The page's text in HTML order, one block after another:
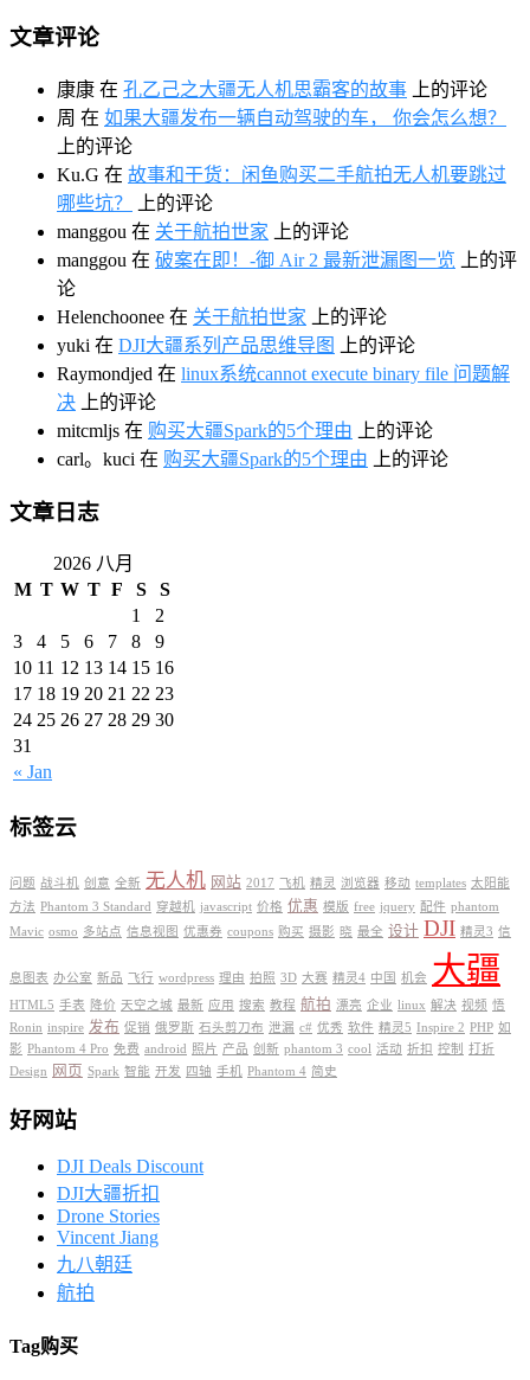
文章评论
康康 在 孔乙己之大疆无人机思霸客的故事 上的评论
周 在 如果大疆发布一辆自动驾驶的车， 你会怎么想？
上的评论
Ku.G 在 故事和干货：闲鱼购买二手航拍无人机要跳过
哪些坑？
上的评论
manggou 在 关于航拍世家 上的评论
manggou 在 破案在即！-御 Air 2 最新泄漏图一览 上的评
论
Helenchoonee 在 关于航拍世家 上的评论
yuki 在 DJI大疆系列产品思维导图
上的评论
Raymondjed 在 linux系统cannot execute binary file 问题解
决 上的评论
mitcmljs 在 购买大疆Spark的5个理由 上的评论
carl。kuci 在 购买大疆Spark的5个理由 上的评论
文章日志
2026 八月
M T W T F S S
« Jan
1
2
3
4 5 6 7 8
9
10 11 12 13 14 15 16
17 18 19 20 21 22 23
24 25 26 27 28 29 30
31
标签云
问题 战斗机 创意 全新 无人机 网站 2017 飞机 精灵 浏览器 移动 templates 太阳能
方法 Phantom 3 Standard 穿越机 javascript 价格 优惠 模版 free jquery 配件 phantom
Mavic osmo 多站点 信息视图 优惠券 coupons 购买 摄影 晓 最全 设计 DJI 精灵3 信
息图表 办公室 新品 飞行 wordpress 理由 拍照 3D 大赛 精灵4 中国 机会 大疆
HTML5 手表 降价 天空之城 最新 应用 搜索 教程 航拍 漂亮 企业 linux 解决 视频 悟
Ronin inspire 发布 促销 俄罗斯 石头剪刀布 泄漏 c# 优秀 软件 精灵5 Inspire 2 PHP 如
影 Phantom 4 Pro 免费 android 照片 产品 创新 phantom 3 cool 活动 折扣 控制
打折
Design
网页 Spark 智能 开发 四轴 手机 Phantom 4 简史
好网站
DJI Deals Discount
DJI大疆折扣
Drone Stories
Vincent Jiang
九八朝廷
航拍
Tag购买